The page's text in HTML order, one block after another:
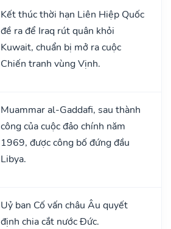
Kết thúc thời hạn Liên Hiệp Quốc
đề ra để Iraq rút quân khỏi
Kuwait, chuẩn bị mở ra cuộc
Chiến tranh vùng Vịnh.
Muammar al-Gaddafi, sau thành
công của cuộc đảo chính năm
1969, được công bố đứng đầu
Libya.
Uỷ ban Cố vấn châu Âu quyết
định chia cắt nước Đức.